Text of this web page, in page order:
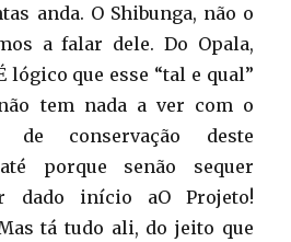
anda. O Shibunga, não o
a falar dele. Do Opala,
lógico que esse “tal e qual”
tem nada a ver com o
de conservação deste
porque senão sequer
dado início aO Projeto!
tá tudo ali, do jeito que